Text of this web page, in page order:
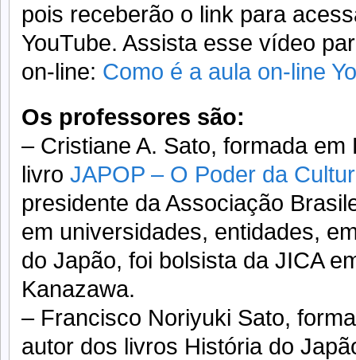
pois receberão o link para
YouTube. Assista esse vídeo
on-line: Como é a aula on-line
Os professores são:
– Cristiane A. Sato, formada em
livro JAPOP – O Poder da
presidente da Associação
em universidades, entidades,
do Japão, foi bolsista da JICA
Kanazawa.
– Francisco Noriyuki Sato,
autor dos livros História do